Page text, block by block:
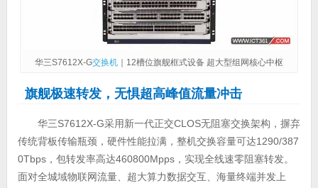
华三S7612X-G交换机｜12槽位旗舰框式设备 超大型组网核心中枢
旗舰极速转发，无惧超高峰值流量冲击
华三S7612X-G采用新一代正交CLOS无阻塞交换架构，摒弃
传统背板传输瓶颈，硬件性能拉满，整机交换容量可达1290/387
0Tbps，包转发率高达460800Mpps，实现全线速零阻塞转发。
面对全城域物联网流量、超大算力数据交互、海量终端并发上